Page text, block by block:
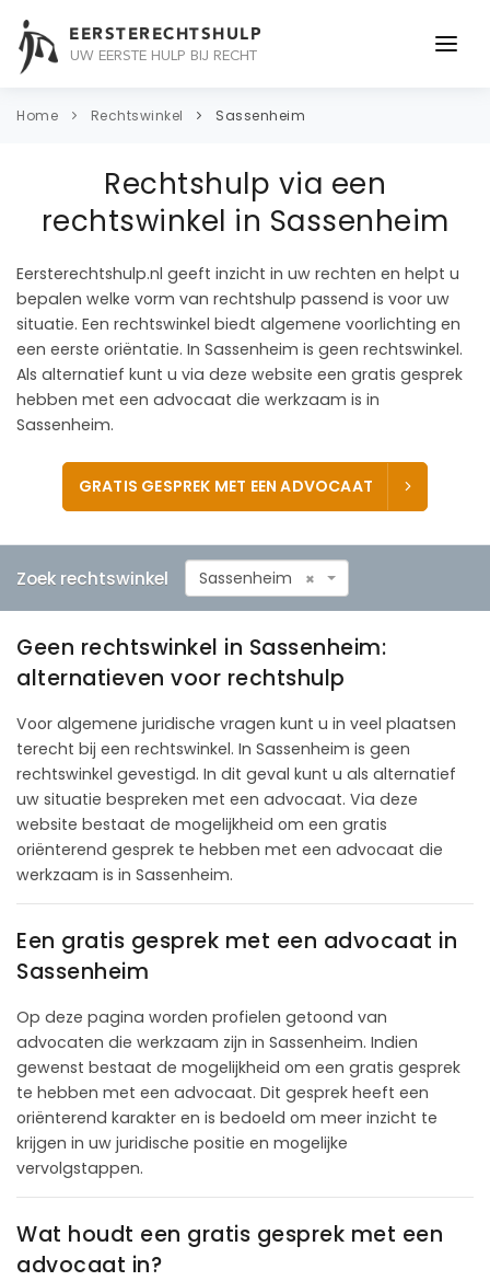
EERSTERECHTSHULP
UW EERSTE HULP BIJ RECHT
ONDERWERPEN
ADVOCAAT
CONTACT
Home Rechtswinkel Sassenheim
Rechtshulp via een
rechtswinkel in Sassenheim
Eersterechtshulp.nl geeft inzicht in uw rechten en helpt u
bepalen welke vorm van rechtshulp passend is voor uw
situatie. Een rechtswinkel biedt algemene voorlichting en
een eerste oriëntatie. In Sassenheim is geen rechtswinkel.
Als alternatief kunt u via deze website een gratis gesprek
hebben met een advocaat die werkzaam is in
Sassenheim.
GRATIS GESPREK MET EEN ADVOCAAT
Zoek rechtswinkel ×
Sassenheim
Geen rechtswinkel in Sassenheim:
alternatieven voor rechtshulp
Voor algemene juridische vragen kunt u in veel plaatsen
terecht bij een rechtswinkel. In Sassenheim is geen
rechtswinkel gevestigd. In dit geval kunt u als alternatief
uw situatie bespreken met een advocaat. Via deze
website bestaat de mogelijkheid om een gratis
oriënterend gesprek te hebben met een advocaat die
werkzaam is in Sassenheim.
Een gratis gesprek met een advocaat in
Sassenheim
Op deze pagina worden profielen getoond van
advocaten die werkzaam zijn in Sassenheim. Indien
gewenst bestaat de mogelijkheid om een gratis gesprek
te hebben met een advocaat. Dit gesprek heeft een
oriënterend karakter en is bedoeld om meer inzicht te
krijgen in uw juridische positie en mogelijke
vervolgstappen.
Wat houdt een gratis gesprek met een
advocaat in?